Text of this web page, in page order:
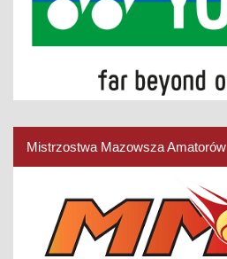
Mistrzostwa Mazowsza Amatorów